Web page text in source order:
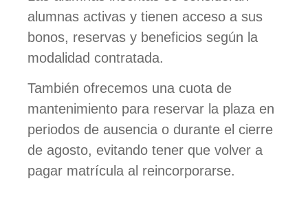
alumnas activas y tienen acceso a sus
bonos, reservas y beneficios según la
modalidad contratada.
También ofrecemos una cuota de
mantenimiento para reservar la plaza en
periodos de ausencia o durante el cierre
de agosto, evitando tener que volver a
pagar matrícula al reincorporarse.